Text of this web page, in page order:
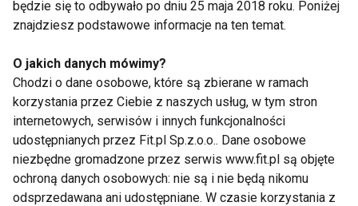
kontakt skóry z wilgocią i zmniejsza ryzyko dalszych
podrażnień.
Kiedy potrzebna jest konsultacja z
lekarzem?
Jeżeli objawy nie ustępują po kilku dniach, nasilają
się lub pojawia się wysięk, ból czy nieprzyjemny
zapach, warto skonsultować się z lekarzem.
będzie się to odbywało po dniu 25 maja 2018 roku. Poniżej
znajdziesz podstawowe informacje na ten temat.
O jakich danych mówimy?
Chodzi o dane osobowe, które są zbierane w ramach
korzystania przez Ciebie z naszych usług, w tym stron
internetowych, serwisów i innych funkcjonalności
udostępnianych przez Fit.pl Sp.z.o.o.. Dane osobowe
niezbędne gromadzone przez serwis www.fit.pl są objęte
ochroną danych osobowych: nie są i nie będą nikomu
odsprzedawana ani udostępniane. W czasie korzystania z